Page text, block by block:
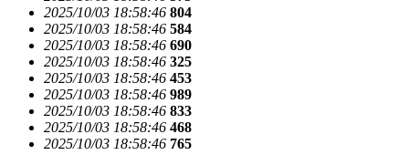
2025/10/03 18:58:46 804
2025/10/03 18:58:46 584
2025/10/03 18:58:46 690
2025/10/03 18:58:46 325
2025/10/03 18:58:46 453
2025/10/03 18:58:46 989
2025/10/03 18:58:46 833
2025/10/03 18:58:46 468
2025/10/03 18:58:46 765